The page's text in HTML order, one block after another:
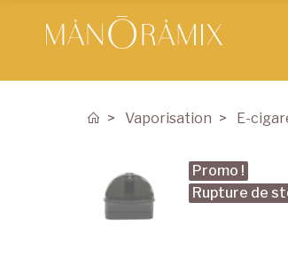
Vaporisation E-
Promo !
Rupture de